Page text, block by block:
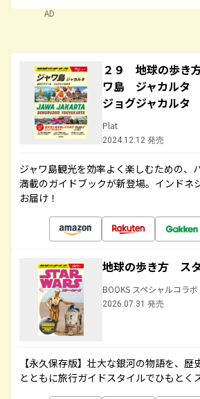
AD
２９ 地球の歩
ワ島 ジャカルタ
ジョグジャカルタ
Plat
2024.12.12 発売
ジャワ島観光を効率よく楽しむための、
満載のガイドブックが新登場。インドネ
お届け！
地球の歩き方 ス
BOOKS スペシャルコラボ
2026.07.31 発売
【永久保存版】壮大な銀河の物語を、歴
とともに旅行ガイドスタイルでひもとく